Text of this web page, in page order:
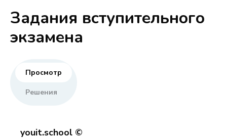
Задания вступительного
экзамена
Просмотр
Решения
youit.school ©